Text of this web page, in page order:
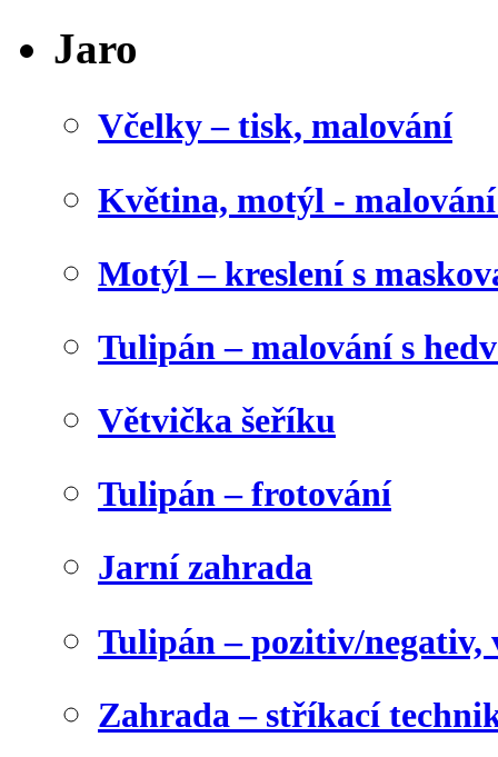
Jaro
Včelky – tisk, malování
Květina, motýl -
Motýl – kreslení s
Tulipán – malování s
Větvička šeříku
Tulipán – frotování
Jarní zahrada
Tulipán – pozitiv/negativ,
Zahrada – stříkací